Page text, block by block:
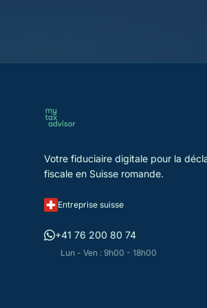
Votre fiduciaire digitale pour la
fiscale en Suisse romande.
Entreprise suisse
+41 76 200 80 74
Lun - Ven : 9h00 - 18h00